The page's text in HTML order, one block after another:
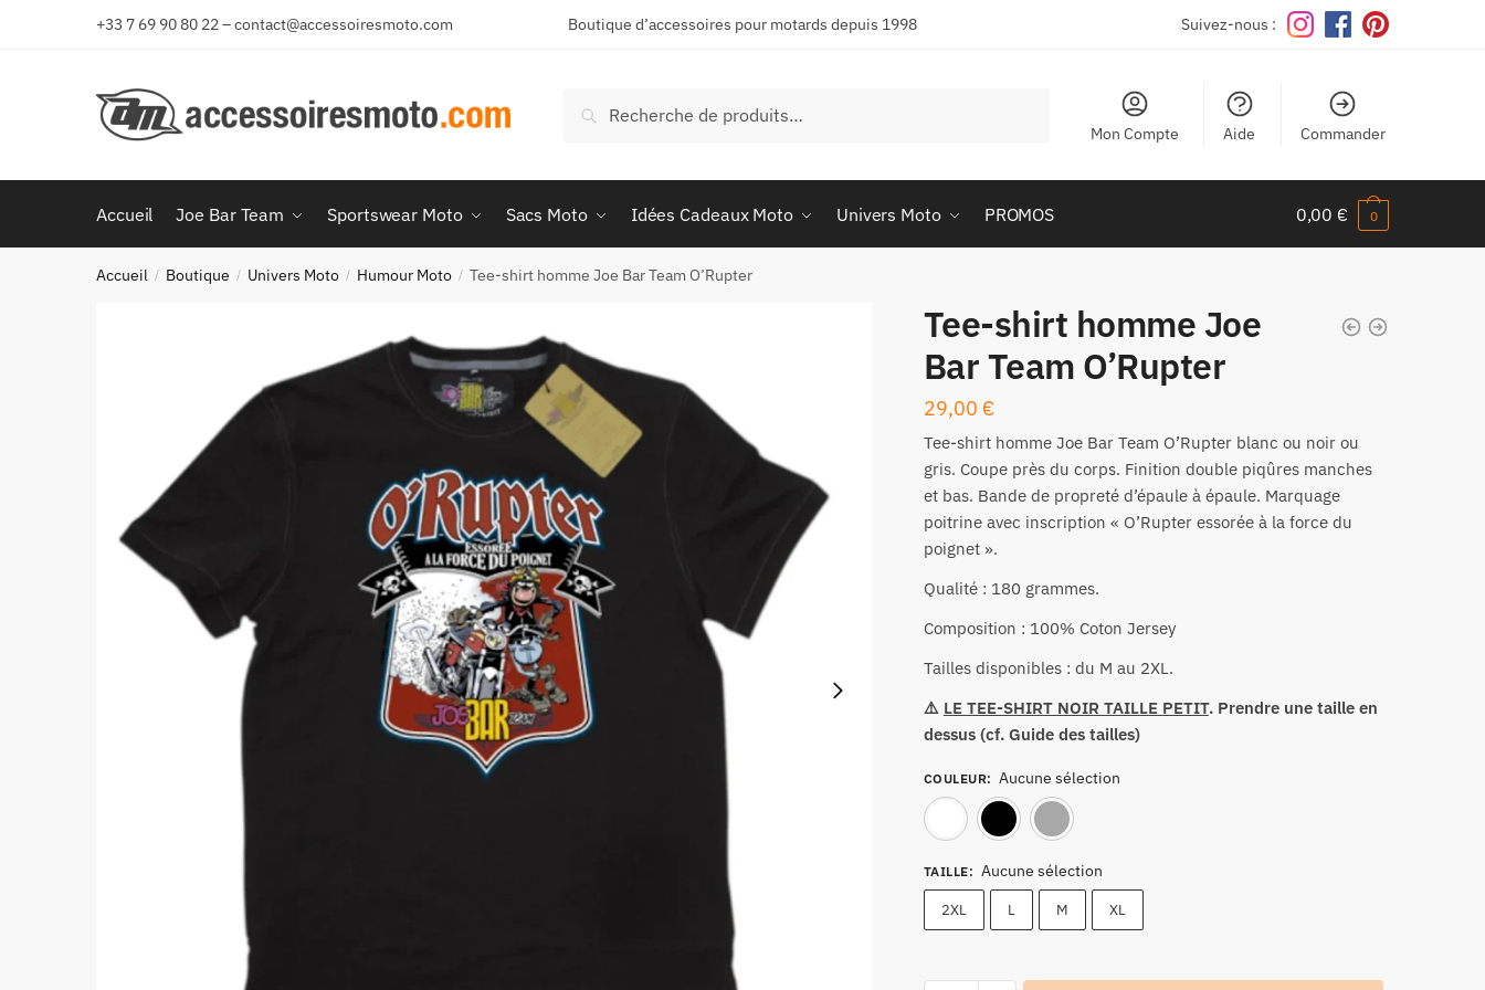
+33 7 69 90 80 22 – contact@accessoiresmoto.com Boutique d’accessoires pour motards depuis 1998 Suivez-nous :
pour :
Recherche
Mon Compte Aide Commander
Accueil Joe Bar Team Sportswear Moto Sacs Moto Idées Cadeaux Moto Univers Moto PROMOS 0,00 € 0
Accueil / Boutique / Univers Moto / Humour Moto / Tee-shirt homme Joe Bar Team O’Rupter
Tee-shirt homme Joe
Bar Team O’Rupter
29,00 €
Tee-shirt homme Joe Bar Team O’Rupter blanc ou noir ou
gris. Coupe près du corps. Finition double piqûres manches
et bas. Bande de propreté d’épaule à épaule. Marquage
poitrine avec inscription « O’Rupter essorée à la force du
poignet ».
Qualité : 180 grammes.
Composition : 100% Coton Jersey
Tailles disponibles : du M au 2XL.
⚠️ LE TEE-SHIRT NOIR TAILLE PETIT. Prendre une taille en
dessus (cf. Guide des tailles)
COULEUR: Aucune sélection
Blanc
TAILLE: Aucune sélection
2XL L M XL